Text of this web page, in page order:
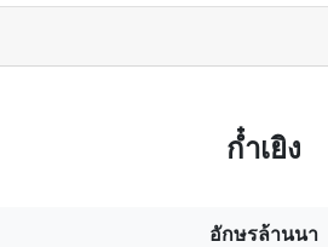
กํ๋าเยิง
อักษรล้านนา